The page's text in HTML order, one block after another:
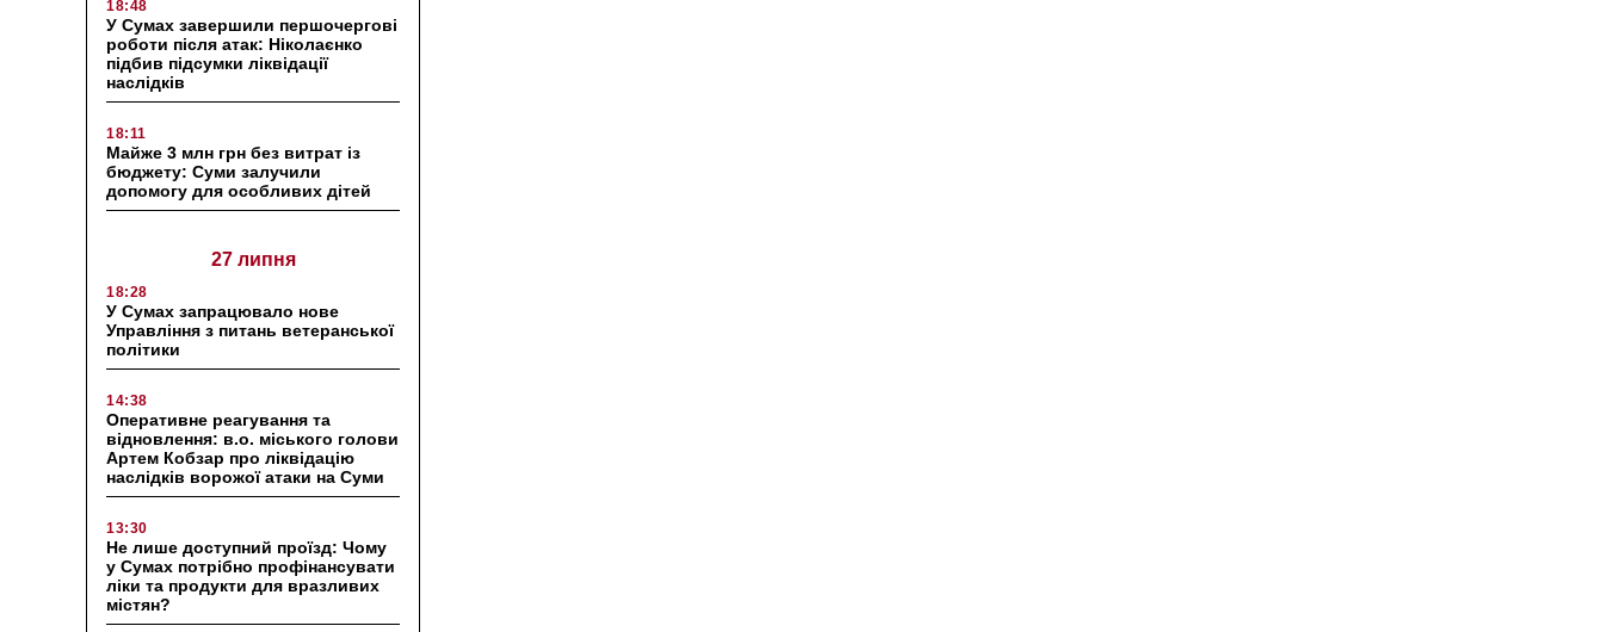
18:48
У Сумах завершили першочергові
роботи після атак: Ніколаєнко
підбив підсумки ліквідації
наслідків
18:11
Майже 3 млн грн без витрат із
бюджету: Суми залучили
допомогу для особливих дітей
27 липня
18:28
У Сумах запрацювало нове
Управління з питань ветеранської
політики
14:38
Оперативне реагування та
відновлення: в.о. міського голови
Артем Кобзар про ліквідацію
наслідків ворожої атаки на Суми
13:30
Не лише доступний проїзд: Чому
у Сумах потрібно профінансувати
ліки та продукти для вразливих
містян?